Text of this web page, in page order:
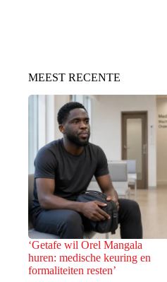
MEEST RECENTE
‘Getafe wil Orel Mangala
huren: medische keuring en
formaliteiten resten’